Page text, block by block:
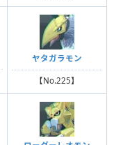
ヤタガラモン
【No.225】